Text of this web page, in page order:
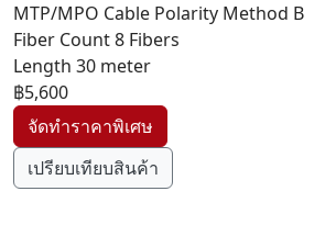
MTP/MPO Cable Polarity Method B
Fiber Count 8 Fibers
Length 30 meter
฿5,600
เปรียบเทียบสินค้า